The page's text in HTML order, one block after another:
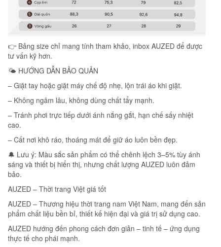
👉 Bảng size chỉ mang tính tham khảo, inbox AUZED để được
tư vấn kỹ hơn.
🌤️ HƯỚNG DẪN BẢO QUẢN
– Giặt tay hoặc giặt máy chế độ nhẹ, lộn trái áo khi giặt.
– Không ngâm lâu, không dùng chất tẩy mạnh.
– Tránh phơi trực tiếp dưới ánh nắng gắt, hạn chế sấy nhiệt
cao.
– Cất nơi khô ráo, thoáng mát để giữ áo luôn bền đẹp.
🔔 Lưu ý: Màu sắc sản phẩm có thể chênh lệch 3–5% tùy ánh
sáng và thiết bị hiển thị, nhưng chất lượng AUZED luôn đảm
bảo.
AUZED – Thời trang Việt giá tốt
AUZED – Thương hiệu thời trang nam Việt Nam, mang đến sản
phẩm chất liệu bền bỉ, thiết kế hiện đại và giá trị sử dụng cao.
AUZED hướng đến phong cách đơn giản – tinh tế – ứng dụng
thực tế cho phái mạnh.